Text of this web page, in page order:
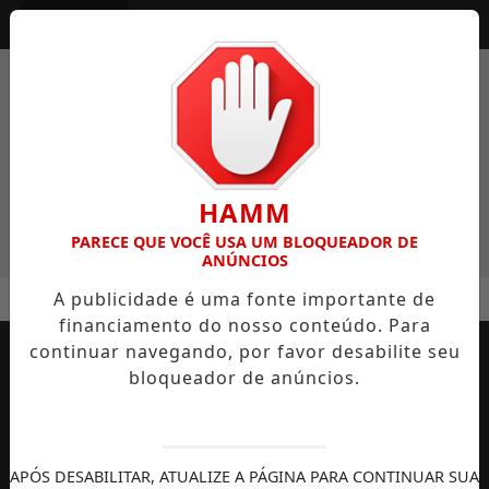
É CONDENADO PELO TRIBUNAL DO JÚRI A 15 ANOS
EM ALTA
MENU
AUTOMOBILISMO
TEMPORADA DE
DIREITOS
HAMM
PARECE QUE VOCÊ USA UM BLOQUEADOR DE
ANÚNCIOS
A publicidade é uma fonte importante de
financiamento do nosso conteúdo. Para
continuar navegando, por favor desabilite seu
bloqueador de anúncios.
APÓS DESABILITAR, ATUALIZE A PÁGINA PARA CONTINUAR SUA